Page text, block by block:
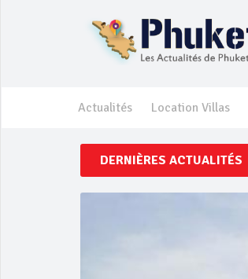
Actualités Location Villas
DERNIÈRES ACTUALITÉS